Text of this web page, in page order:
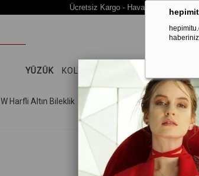
Ücretsiz Kargo - Havale /Eft
YÜZÜK KOLYE
W Harfli Altın Bileklik